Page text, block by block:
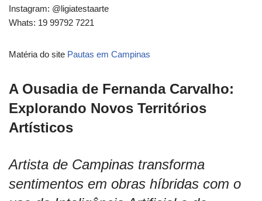
Instagram: @ligiatestaarte
Whats: 19 99792 7221
Matéria do site Pautas em Campinas
A Ousadia de Fernanda Carvalho:
Explorando Novos Territórios
Artísticos
Artista de Campinas transforma
sentimentos em obras híbridas com o